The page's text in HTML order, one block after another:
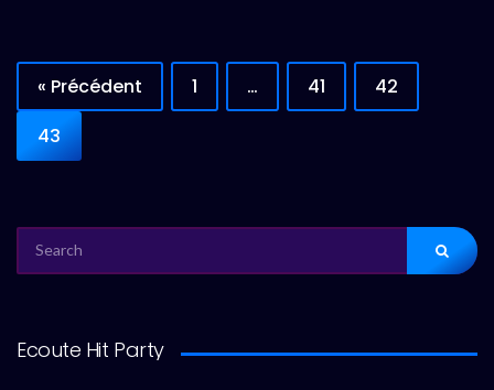
« Précédent 1 … 41
42
43
FOR:
Ecoute Hit Party